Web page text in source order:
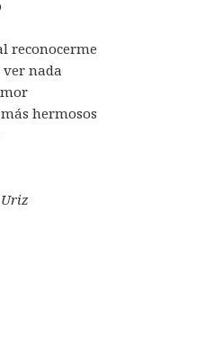
reconocerme
nada
hermosos
Uriz